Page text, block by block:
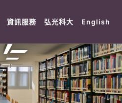
(current)
資訊服務 (current)
弘光科大 (current)
English